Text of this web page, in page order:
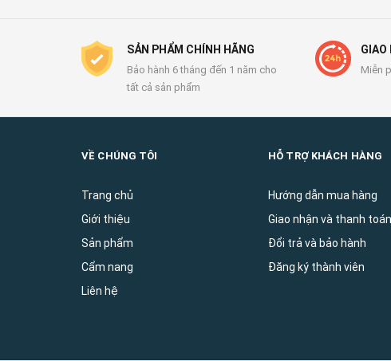
SẢN PHẨM CHÍNH HÃNG
Bảo hành 6 tháng đến 1 năm cho
tất cả sản phẩm
GIAO
Miễn
VỀ CHÚNG TÔI
Trang chủ
Giới thiệu
Sản phẩm
Cẩm nang
Liên hệ
HỖ TRỢ KHÁCH HÀNG
Hướng dẫn mua hàng
Giao nhận và thanh toán
Đổi trả và bảo hành
Đăng ký thành viên